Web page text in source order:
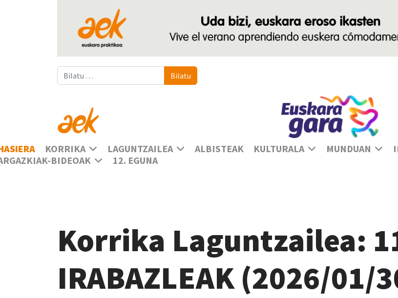
Bilatu Bilatu
KORRIKA LAGUNTZAILEA ALBISTEAK KULTURALA MUNDUAN
BIDEOAK
12. EGUNA
Korrika Laguntzailea:
IRABAZLEAK (2026/01/